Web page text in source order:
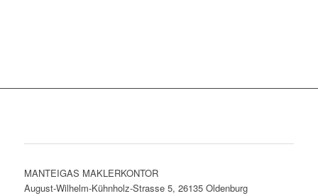
MANTEIGAS MAKLERKONTOR
August-Wilhelm-Kühnholz-Strasse 5, 26135 Oldenburg